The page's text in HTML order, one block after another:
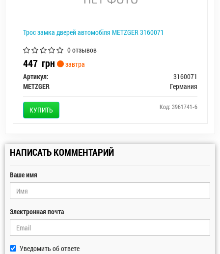
Трос замка дверей автомобіля METZGER 3160071
0 отзывов
447 грн
завтра
Артикул:
3160071
METZGER
Германия
КУПИТЬ Код: 3961741-6
НАПИСАТЬ КОММЕНТАРИЙ
Ваше имя
Электронная почта
Уведомить об ответе